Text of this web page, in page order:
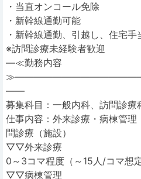
・当直オンコール免除
・新幹線通勤可能
・新幹線通勤、引越し、住宅
※訪問診療未経験者歓迎
―≪勤務内容
――
募集科目：一般内科、訪問診
仕事内容：外来診療・病棟管
問診療（施設）
▽▽外来診療
0～3コマ程度（～15人/コマ想定
▽▽病棟管理